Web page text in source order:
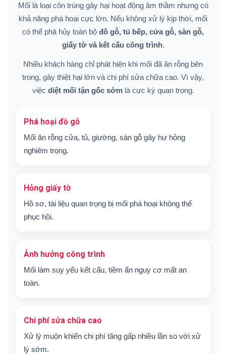
Mối là loại côn trùng gây hại hoạt động âm thầm nhưng có
khả năng phá hoại cực lớn. Nếu không xử lý kịp thời, mối
có thể phá hủy toàn bộ đồ gỗ, tủ bếp, cửa gỗ, sàn gỗ,
giấy tờ và kết cấu công trình.
Nhiều khách hàng chỉ phát hiện khi mối đã ăn rỗng bên
trong, gây thiệt hại lớn và chi phí sửa chữa cao. Vì vậy,
việc diệt mối tận gốc sớmlà cực kỳ quan trọng.
Phá hoại đồ gỗ
Mối ăn rỗng cửa, tủ, giường, sàn gỗ gây hư hỏng
nghiêm trọng.
Hỏng giấy tờ
Hồ sơ, tài liệu quan trọng bị mối phá hoại không thể
phục hồi.
Ảnh hưởng công trình
Mối làm suy yếu kết cấu, tiềm ẩn nguy cơ mất an
toàn.
Chi phí sửa chữa cao
Xử lý muộn khiến chi phí tăng gấp nhiều lần so với xử
lý sớm.